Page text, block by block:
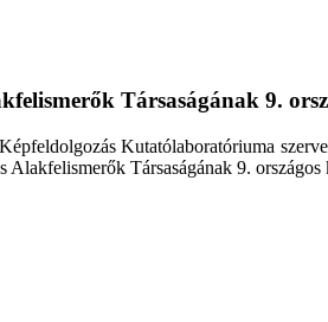
Társaságának 9.
Kutatólaboratóriuma
Társaságának 9.